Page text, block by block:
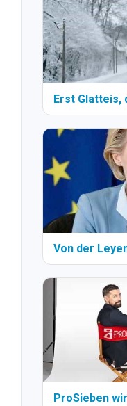
Erst Glatteis,
Von der
ProSieben